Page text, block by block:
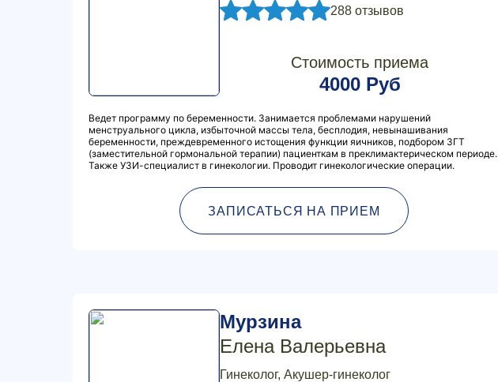
288 отзывов
Стоимость приема
4000 Руб
Ведет программу по беременности. Занимается проблемами нарушений
менструального цикла, избыточной массы тела, бесплодия, невынашивания
беременности, преждевременного истощения функции яичников, подбором ЗГТ
(заместительной гормональной терапии) пациенткам в преклимактерическом периоде.
Также УЗИ-специалист в гинекологии. Проводит гинекологические операции.
ЗАПИСАТЬСЯ НА ПРИЕМ
Мурзина
Елена Валерьевна
Гинеколог, Акушер-гинеколог